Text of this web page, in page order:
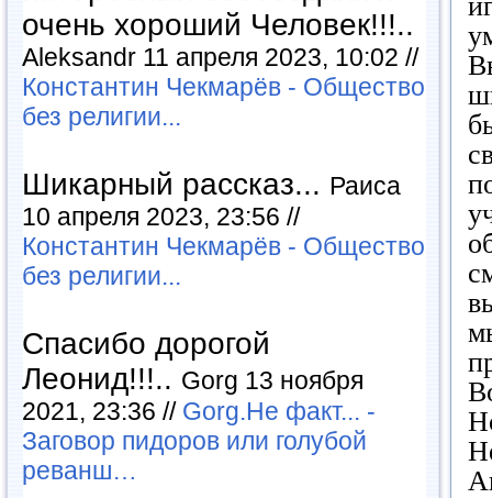
очень хороший Человек!!!..
Aleksandr 11 апреля 2023, 10:02 //
Константин Чекмарёв - Общество
без религии...
Шикарный рассказ... Раиса
10 апреля 2023, 23:56 //
Константин Чекмарёв - Общество
без религии...
Спасибо дорогой
Леонид!!!.. Gorg 13 ноября
2021, 23:36 // Gorg.Не факт... -
Заговор пидоров или голубой
реванш…